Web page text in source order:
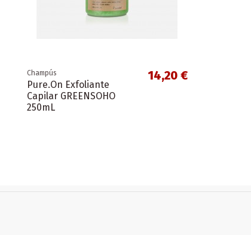
Champús
Pure.On Exfoliante
Capilar GREENSOHO
250mL
14,20 €